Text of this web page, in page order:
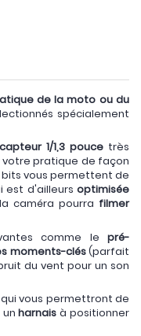
de la moto ou du
spécialement
capteur 1/1,3 poucetrès
pratique de façon
bits vous permettent de
est d'ailleurs optimisée
caméra pourra filmer
comme le pré-
moments-clés(parfait
du vent pour un son
vous permettront de
unharnais à positionner